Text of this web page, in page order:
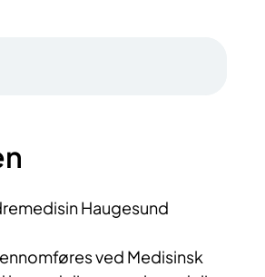
Haugesund
ved Medisinsk